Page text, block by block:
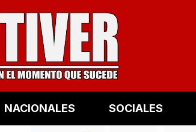
NACIONALES SOCIALES